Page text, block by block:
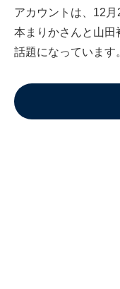
アカウントは、12
本まりかさんと山田
話題になっています